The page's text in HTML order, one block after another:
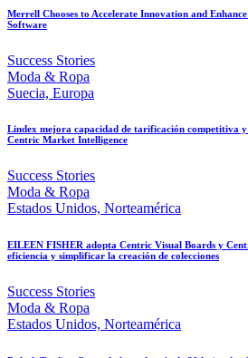
Merrell Chooses to Accelerate Innovation and
Software
Success Stories
Moda & Ropa
Suecia, Europa
Lindex mejora capacidad de tarificación competitiva
Centric Market Intelligence
Success Stories
Moda & Ropa
Estados Unidos, Norteamérica
EILEEN FISHER adopta Centric Visual Boards y
eficiencia y simplificar la creación de colecciones
Success Stories
Moda & Ropa
Estados Unidos, Norteamérica